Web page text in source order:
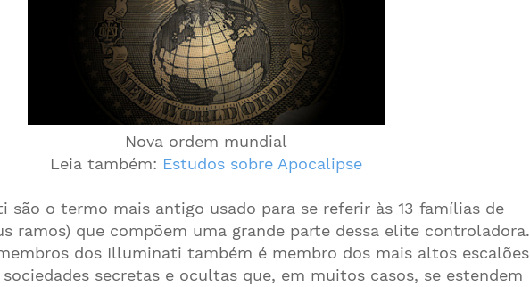
Nova ordem mundial
Leia também: Estudos sobre Apocalipse
são o termo mais antigo usado para se referir às 13 famílias de
ramos) que compõem uma grande parte dessa elite controladora.
dos Illuminati também é membro dos mais altos escalões
secretas e ocultas que, em muitos casos, se estendem